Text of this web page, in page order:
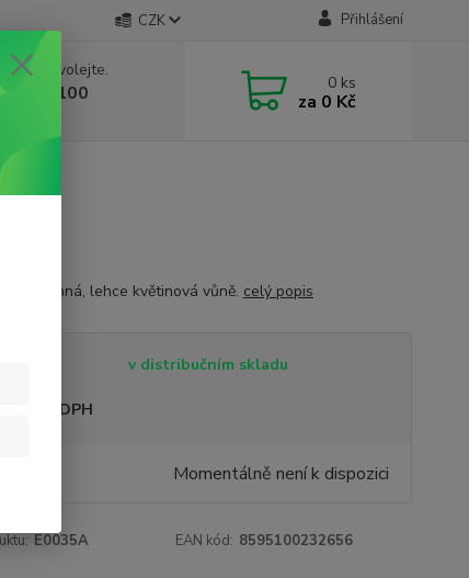
CZK Přihlášení
Zavolejte.
332 100
17 hod.)
0 ks
za 0 Kč
jemná, lehce květinová vůně. celý popis
v distribučním skladu
plátci DPH
Momentálně není k dispozici
E0035A EAN kód: 8595100232656